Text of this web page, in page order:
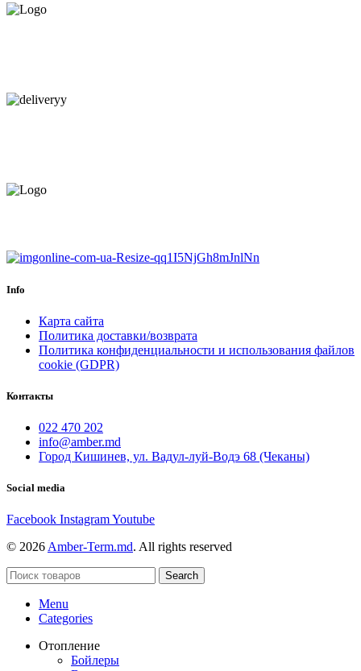
Info
Карта сайта
Политика доставки/возврата
Политика конфиденциальности и использования файлов
cookie (GDPR)
Контакты
022 470 202
info@amber.md
Город Кишинев, ул. Вадул-луй-Водэ 68 (Чеканы)
Social media
Facebook InstagramYoutube
© 2026 Amber-Term.md. All rights reserved
Search
Menu
Categories
Отопление
Бойлеры